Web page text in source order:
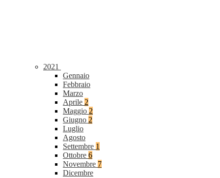
2021
Gennaio
Febbraio
Marzo
Aprile 2
Maggio 2
Giugno 2
Luglio
Agosto
Settembre 1
Ottobre 6
Novembre 7
Dicembre